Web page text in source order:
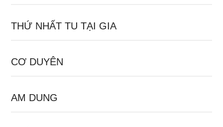
THỨ NHẤT TU TẠI GIA
CƠ DUYÊN
AM DUNG